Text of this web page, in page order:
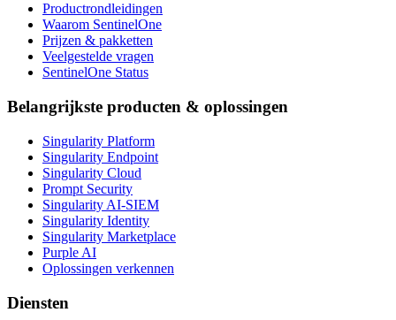
Productrondleidingen
Waarom SentinelOne
Prijzen & pakketten
Veelgestelde vragen
SentinelOne Status
Belangrijkste producten & oplossingen
Singularity Platform
Singularity Endpoint
Singularity Cloud
Prompt Security
Singularity AI-SIEM
Singularity Identity
Singularity Marketplace
Purple AI
Oplossingen verkennen
Diensten